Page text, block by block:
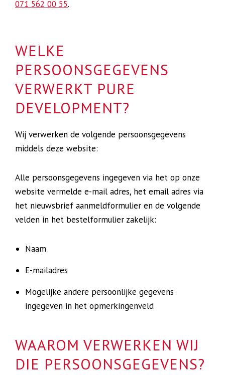
071 562 00 55.
WELKE
PERSOONSGEGEVENS
VERWERKT PURE
DEVELOPMENT?
Wij verwerken de volgende persoonsgegevens
middels deze website:
Alle persoonsgegevens ingegeven via het op onze
website vermelde e-mail adres, het email adres via
het nieuwsbrief aanmeldformulier en de volgende
velden in het bestelformulier zakelijk:
Naam
E-mailadres
Mogelijke andere persoonlijke gegevens
ingegeven in het opmerkingenveld
WAAROM VERWERKEN WIJ
DIE PERSOONSGEGEVENS?